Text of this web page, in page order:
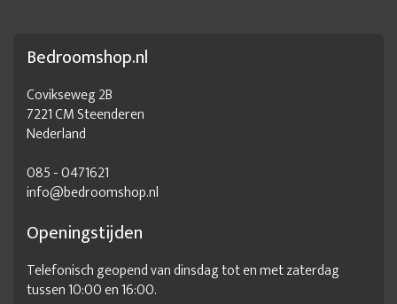
Bedroomshop.nl
Covikseweg 2B
7221 CM Steenderen
Nederland
085 - 0471621
info@bedroomshop.nl
Openingstijden
Telefonisch geopend van dinsdag tot en met zaterdag
tussen 10:00 en 16:00.